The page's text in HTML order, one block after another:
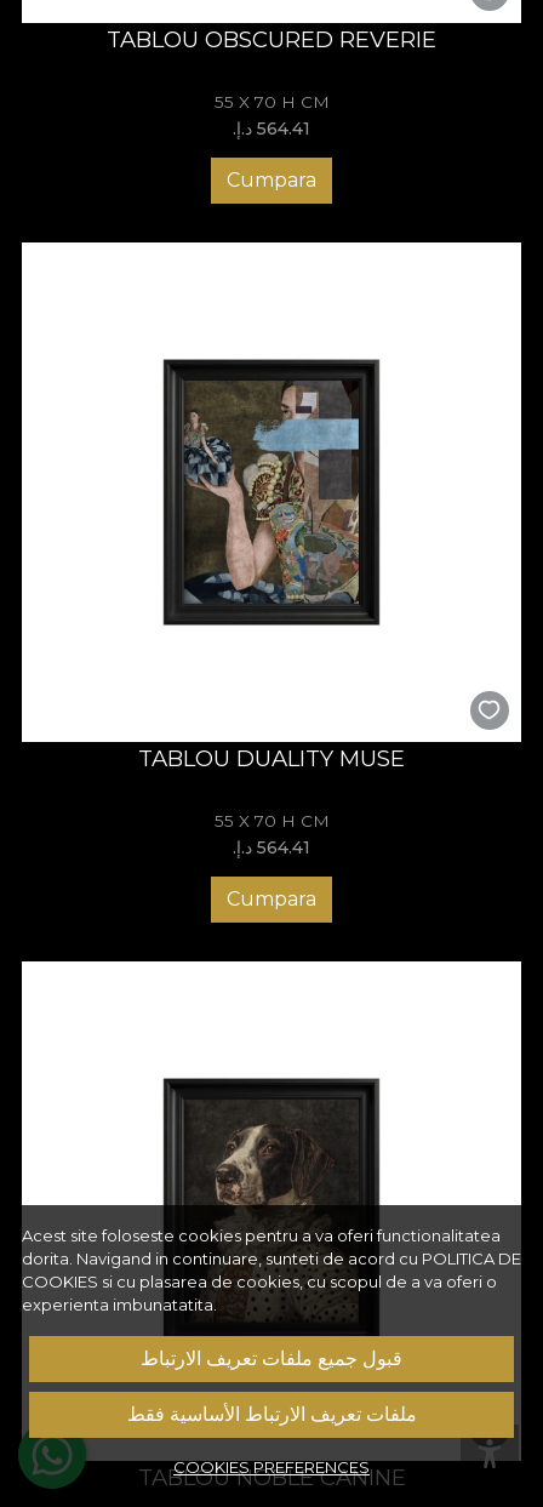
TABLOU OBSCURED REVERIE
55 X 70 H CM
564.41 د.إ.‏
Cumpara
TABLOU DUALITY MUSE
55 X 70 H CM
564.41 د.إ.‏
Cumpara
TABLOU NOBLE CANINE
Acest site foloseste cookies pentru a va oferi functionalitatea
dorita. Navigand in continuare, sunteti de acord cu POLITICA DE
COOKIES si cu plasarea de cookies, cu scopul de a va oferi o
experienta imbunatatita.
قبول جميع ملفات تعريف الارتباط
ملفات تعريف الارتباط الأساسية فقط
COOKIES PREFERENCES